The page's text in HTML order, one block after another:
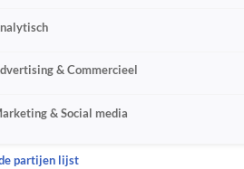
& Commercieel
& Social media
partijen lijst